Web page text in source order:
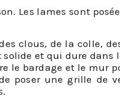
Les lames sont
clous, de la colle,
et qui dure dans
le bardage et le mur
poser une grille